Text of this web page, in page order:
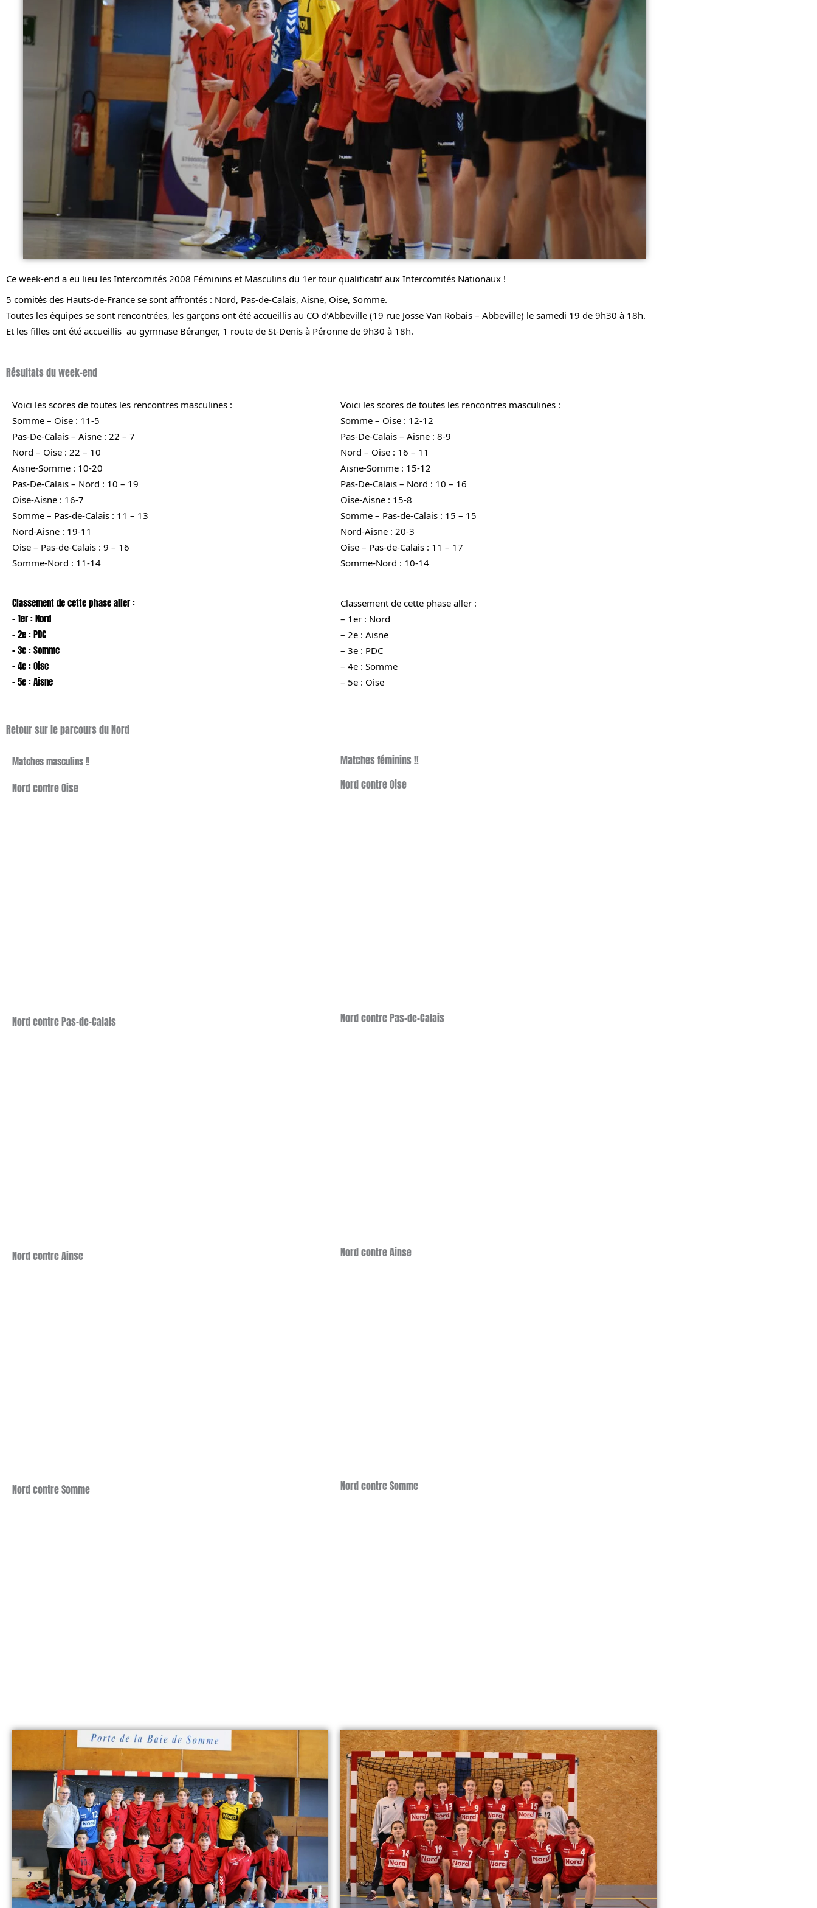
Ce week-end a eu lieu les Intercomités 2008 Féminins et Masculins du 1er tour qualificatif aux Intercomités Nationaux !
5 comités des Hauts-de-France se sont affrontés : Nord, Pas-de-Calais, Aisne, Oise, Somme.
Toutes les équipes se sont rencontrées, les garçons ont été accueillis au CO d’Abbeville (19 rue Josse Van Robais – Abbeville) le samedi 19 de 9h30 à 18h.
Et les filles ont été accueillis au gymnase Béranger, 1 route de St-Denis à Péronne de 9h30 à 18h.
Résultats du week-end
Voici les scores de toutes les rencontres masculines :
Somme – Oise : 11-5
Pas-De-Calais – Aisne : 22 – 7
Nord – Oise : 22 – 10
Aisne-Somme : 10-20
Pas-De-Calais – Nord : 10 – 19
Oise-Aisne : 16-7
Somme – Pas-de-Calais : 11 – 13
Nord-Aisne : 19-11
Oise – Pas-de-Calais : 9 – 16
Somme-Nord : 11-14
Voici les scores de toutes les rencontres masculines :
Somme – Oise : 12-12
Pas-De-Calais – Aisne : 8-9
Nord – Oise : 16 – 11
Aisne-Somme : 15-12
Pas-De-Calais – Nord : 10 – 16
Oise-Aisne : 15-8
Somme – Pas-de-Calais : 15 – 15
Nord-Aisne : 20-3
Oise – Pas-de-Calais : 11 – 17
Somme-Nord : 10-14
Classement de cette phase aller :
– 1er : Nord
– 2e : PDC
– 3e : Somme
– 4e : Oise
– 5e : Aisne
Classement de cette phase aller :
– 1er : Nord
– 2e : Aisne
– 3e : PDC
– 4e : Somme
– 5e : Oise
Retour sur le parcours du Nord
Matches masculins !!
Nord contre Oise
Nord contre Pas-de-Calais
Nord contre Ainse
Nord contre Somme
Matches féminins !!
Nord contre Oise
Nord contre Pas-de-Calais
Nord contre Ainse
Nord contre Somme